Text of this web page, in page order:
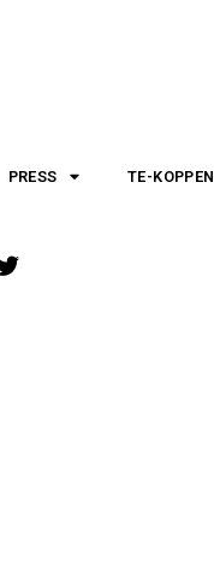
PRESS TE-KOPPEN